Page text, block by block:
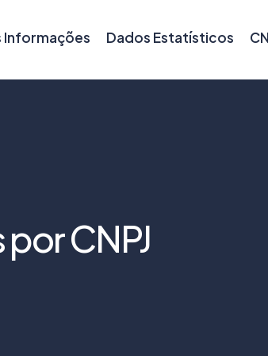
Informações Dados Estatísticos
CNPJ